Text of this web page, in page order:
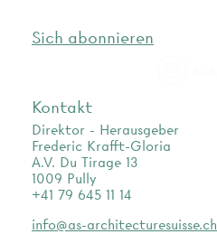
Sich abonnieren
Kontakt
Direktor - Herausgeber
Frederic Krafft-Gloria
A.V. Du Tirage 13
1009 Pully
+41 79 645 11 14
info@as-architecturesuisse.ch